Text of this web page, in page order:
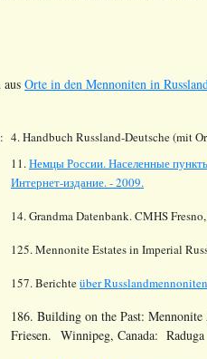
Orte in den Mennoniten in
4. Handbuch Russland-Deutsche (mit
11.Немцы России. Населенные
Интернет-издание. - 2009.
14. Grandma Datenbank. CMHS
125. Mennonite Estates in Imperial
157. Berichteüber
186. Building on the Past:
Friesen. Winnipeg, Canada: